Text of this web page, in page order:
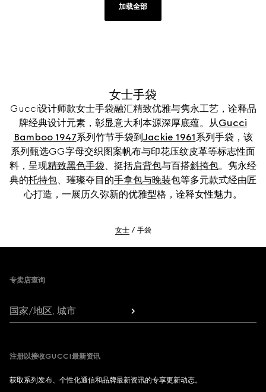
加载全部
女士手袋
Gucci设计师款女士手袋融汇精致优雅与隽永工艺，诠释品
牌经典设计元素，彰显意大利本源深厚底蕴。从Gucci
Bamboo 1947系列竹节手袋到Jackie 1961系列手袋，该
系列甄选GG字母交织图案帆布与印花压纹皮革等标志性面
料，呈现精致黑色手袋、挺括肩背包与百搭斜挎包。隽永经
典的托特包、璀璨夺目的手拿包与晚装包等多元款式经由匠
心打造，一展历久弥新的优雅型格，诠释女性魅力。
女士 手袋
专卖店查询
国家/地区, 城市
注册以接收GUCCI最新资讯
获取系列发布、个性化通信和品牌最新资讯的专享更新动态。